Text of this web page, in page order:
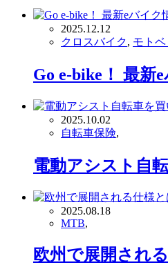
2025.12.12
クロスバイク, モトベ
Go e-bike！ 最新
2025.10.02
自転車保険,
電動アシスト自
2025.08.18
MTB,
欧州で展開され